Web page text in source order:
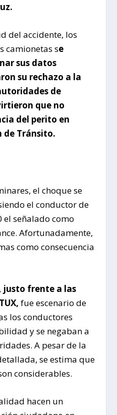
del accidente, los
camionetas se
sus datos
su rechazo a la
de
que no
del perito en
de Tránsito.
el choque se
el conductor de
el señalado como
Afortunadamente,
como consecuencia
justo frente a las
fue escenario de
los conductores
y se negaban a
A pesar de la
se estima que
considerables.
hacen un